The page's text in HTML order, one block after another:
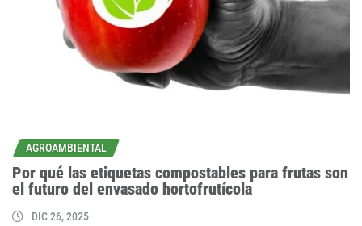
AGROAMBIENTAL
Por qué las etiquetas compostables para frutas son
el futuro del envasado hortofrutícola
DIC 26, 2025